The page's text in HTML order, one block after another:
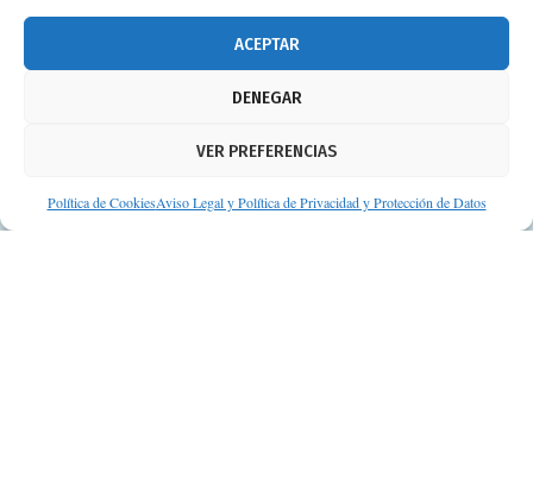
ACEPTAR
DENEGAR
VER PREFERENCIAS
Política de CookiesAviso Legal y Política de Privacidad y Protección de Datos
Aviso legal
Protección de datos personales
Suscripción a Newsletter